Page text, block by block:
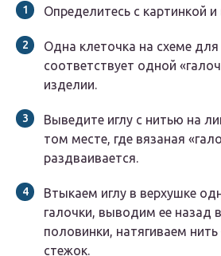
Определитесь с картинкой
Одна клеточка на схеме
соответствует одной
изделии.
Выведите иглу с нитью на
том месте, где вязаная
раздваивается.
Втыкаем иглу в верхушке
галочки, выводим ее назад
половинки, натягиваем
стежок.